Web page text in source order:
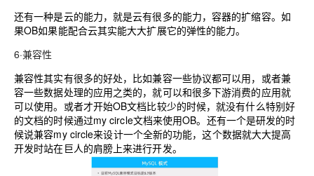
还有一种是云的能力，就是云有很多的能力，容器的扩缩容。如
果OB如果能配合云其实能大大扩展它的弹性的能力。
6·兼容性
兼容性其实有很多的好处，比如兼容一些协议都可以用，或者兼
容一些数据处理的应用之类的，就可以和很多下游消费的应用就
可以使用。或者才开始OB文档比较少的时候，就没有什么特别好
的文档的时候通过my circle文档来使用OB。还有一个是研发的时
候说兼容my circle来设计一个全新的功能，这个数据就大大提高
开发时站在巨人的肩膀上来进行开发。